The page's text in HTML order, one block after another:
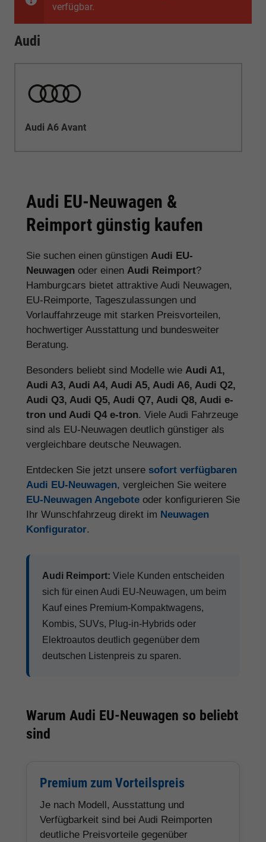
verfügbar.
Audi
Audi A6 Avant
Audi EU-Neuwagen &
Reimport günstig kaufen
Sie suchen einen günstigen Audi EU-
Neuwagen oder einen Audi Reimport?
Hamburgcars bietet attraktive Audi Neuwagen,
EU-Reimporte, Tageszulassungen und
Vorlauffahrzeuge mit starken Preisvorteilen,
hochwertiger Ausstattung und bundesweiter
Beratung.
Besonders beliebt sind Modelle wie Audi A1,
Audi A3, Audi A4, Audi A5, Audi A6, Audi Q2,
Audi Q3, Audi Q5, Audi Q7, Audi Q8, Audi e-
tron und Audi Q4 e-tron. Viele Audi Fahrzeuge
sind als EU-Neuwagen deutlich günstiger als
vergleichbare deutsche Neuwagen.
Entdecken Sie jetzt unsere sofort verfügbaren
Audi EU-Neuwagen, vergleichen Sie weitere
EU-Neuwagen Angebote oder konfigurieren Sie
Ihr Wunschfahrzeug direkt im Neuwagen
Konfigurator.
Audi Reimport: Viele Kunden entscheiden
sich für einen Audi EU-Neuwagen, um beim
Kauf eines Premium-Kompaktwagens,
Kombis, SUVs, Plug-in-Hybrids oder
Elektroautos deutlich gegenüber dem
deutschen Listenpreis zu sparen.
Warum Audi EU-Neuwagen so beliebt
sind
Premium zum Vorteilspreis
Je nach Modell, Ausstattung und
Verfügbarkeit sind bei Audi Reimporten
deutliche Preisvorteile gegenüber